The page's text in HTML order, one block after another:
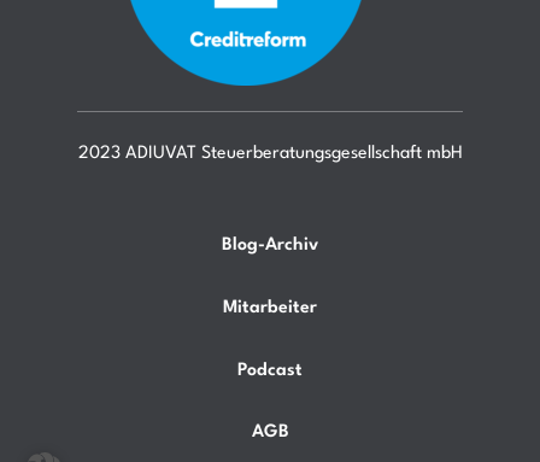
2023 ADIUVAT Steuerberatungsgesellschaft mbH
Blog-Archiv
Mitarbeiter
Podcast
AGB